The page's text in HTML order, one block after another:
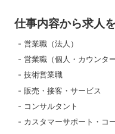
仕事内容から求人
営業職（法人）
営業職（個人・カウンタ
技術営業職
販売・接客・サービス
コンサルタント
カスタマーサポート・コ